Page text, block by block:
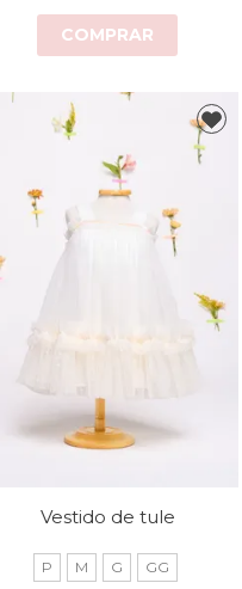
COMPRAR
Vestido de tule
P M G GG